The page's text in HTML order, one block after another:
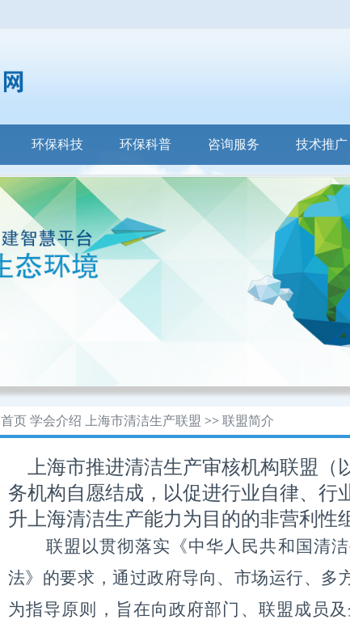
环保科技 环保科普 咨询服务 技术推广
首页 学会介绍 上海市清洁生产联盟 >>联盟简介
上海市推进清洁生产审核机构联盟（
务机构自愿结成，以促进行业自律、行
升上海清洁生产能力为目的的非营利性
联盟以贯彻落实《中华人民共和国清
法》的要求，通过政府导向、市场运行、多
为指导原则，旨在向政府部门、联盟成员